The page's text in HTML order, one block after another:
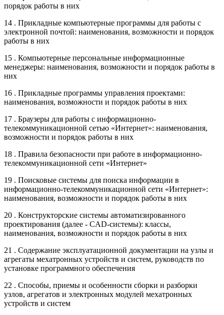
порядок работы в них
14 . Прикладные компьютерные программы для работы с
электронной почтой: наименования, возможности и порядок
работы в них
15 . Компьютерные персональные информационные
менеджеры: наименования, возможности и порядок работы в
них
16 . Прикладные программы управления проектами:
наименования, возможности и порядок работы в них
17 . Браузеры для работы с информационно-
телекоммуникационной сетью «Интернет»: наименования,
возможности и порядок работы в них
18 . Правила безопасности при работе в информационно-
телекоммуникационной сети «Интернет»
19 . Поисковые системы для поиска информации в
информационно-телекоммуникационной сети «Интернет»:
наименования, возможности и порядок работы в них
20 . Конструкторские системы автоматизированного
проектирования (далее - CAD-системы): классы,
наименования, возможности и порядок работы в них
21 . Содержание эксплуатационной документации на узлы и
агрегаты мехатронных устройств и систем, руководств по
установке программного обеспечения
22 . Способы, приемы и особенности сборки и разборки
узлов, агрегатов и электронных модулей мехатронных
устройств и систем